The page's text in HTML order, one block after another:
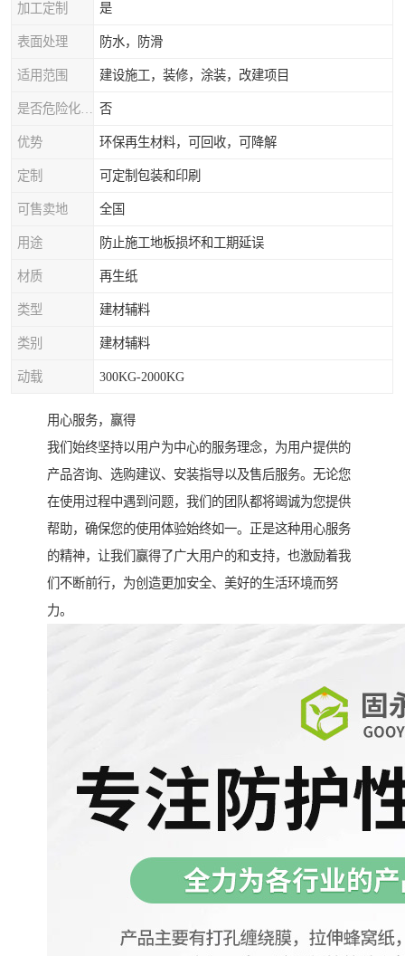
加工定制 是
表面处理 防水，防滑
适用范围 建设施工，装修，涂装，改建项目
否
优势 环保再生材料，可回收，可降解
定制 可定制包装和印刷
可售卖地 全国
用途 防止施工地板损坏和工期延误
材质 再生纸
类型 建材辅料
类别 建材辅料
动载 300KG-2000KG
用心服务，赢得
我们始终坚持以用户为中心的服务理念，为用户提供的
产品咨询、选购建议、安装指导以及售后服务。无论您
在使用过程中遇到问题，我们的团队都将竭诚为您提供
帮助，确保您的使用体验始终如一。正是这种用心服务
的精神，让我们赢得了广大用户的和支持，也激励着我
们不断前行，为创造更加安全、美好的生活环境而努
力。